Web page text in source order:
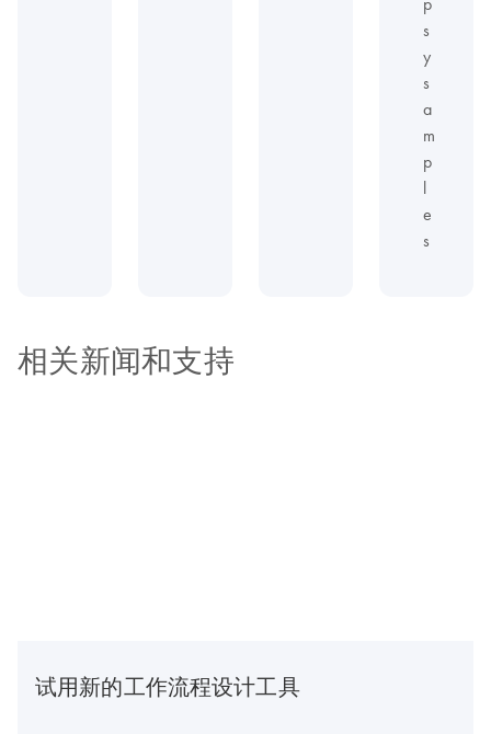
s
y
s
a
m
p
l
e
s
相关新闻和支持
试用新的工作流程设计工具